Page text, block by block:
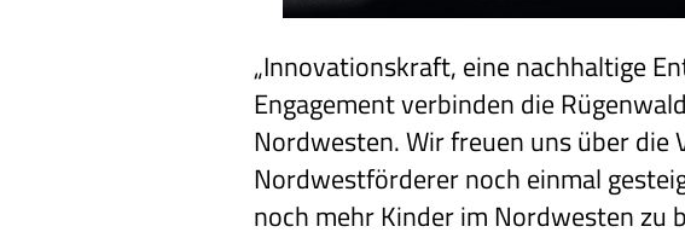
„Innovationskraft, eine nachhaltige
Engagement verbinden die
Nordwesten. Wir freuen uns über die
Nordwestförderer noch einmal
noch mehr Kinder im Nordwesten zu